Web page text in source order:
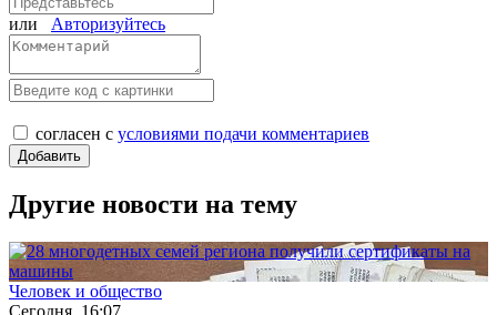
или Авторизуйтесь
согласен с условиями подачи комментариев
Другие новости на тему
Человек и общество